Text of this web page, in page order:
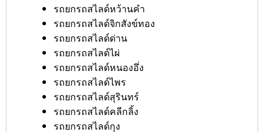
รถยกรถสไลด์หว้านคำ
รถยกรถสไลด์จิกสังข์ทอง
รถยกรถสไลด์ด่าน
รถยกรถสไลด์ไผ่
รถยกรถสไลด์หนองอึ่ง
รถยกรถสไลด์ไพร
รถยกรถสไลด์สุรินทร์
รถยกรถสไลด์คลีกลิ้ง
รถยกรถสไลด์กุง